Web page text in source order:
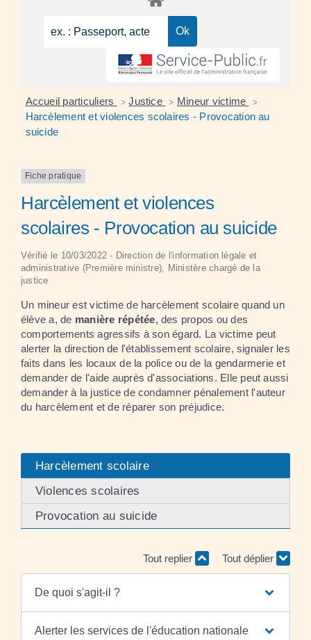
Accueil particuliers > Justice > Mineur victime >
Harcèlement et violences scolaires - Provocation au
suicide
Fiche pratique
Harcèlement et violences
scolaires - Provocation au suicide
Vérifié le 10/03/2022 - Direction de l'information légale et
administrative (Première ministre), Ministère chargé de la
justice
Un mineur est victime de harcèlement scolaire quand un
élève a, de manière répétée, des propos ou des
comportements agressifs à son égard. La victime peut
alerter la direction de l'établissement scolaire, signaler les
faits dans les locaux de la police ou de la gendarmerie et
demander de l'aide auprès d'associations. Elle peut aussi
demander à la justice de condamner pénalement l'auteur
du harcèlement et de réparer son préjudice.
Harcèlement scolaire
Violences scolaires
Provocation au suicide
Tout replier Tout déplier
De quoi s'agit-il ?
Alerter les services de l'éducation nationale